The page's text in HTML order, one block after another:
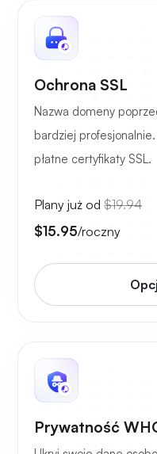
Ochrona SSL
Nazwa domeny
bardziej
płatne certyfikaty SSL.
Plany już od $19.94
$15.95/roczny
Prywatność